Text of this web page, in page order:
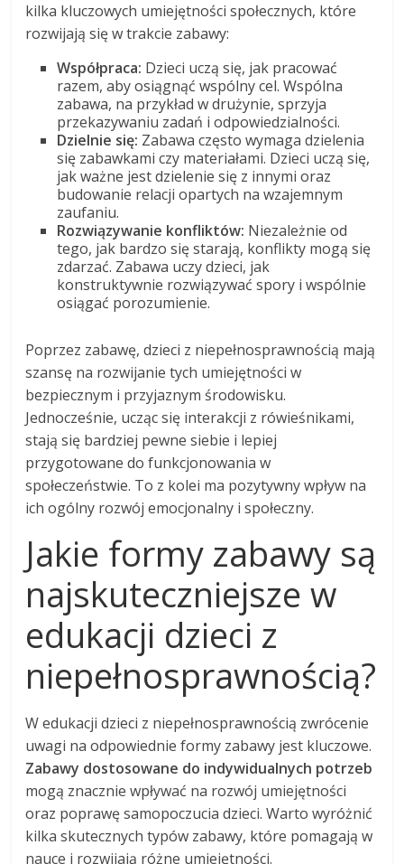
kilka kluczowych umiejętności społecznych, które
rozwijają się w trakcie zabawy:
Współpraca: Dzieci uczą się, jak pracować
razem, aby osiągnąć wspólny cel. Wspólna
zabawa, na przykład w drużynie, sprzyja
przekazywaniu zadań i odpowiedzialności.
Dzielnie się: Zabawa często wymaga dzielenia
się zabawkami czy materiałami. Dzieci uczą się,
jak ważne jest dzielenie się z innymi oraz
budowanie relacji opartych na wzajemnym
zaufaniu.
Rozwiązywanie konfliktów: Niezależnie od
tego, jak bardzo się starają, konflikty mogą się
zdarzać. Zabawa uczy dzieci, jak
konstruktywnie rozwiązywać spory i wspólnie
osiągać porozumienie.
Poprzez zabawę, dzieci z niepełnosprawnością mają
szansę na rozwijanie tych umiejętności w
bezpiecznym i przyjaznym środowisku.
Jednocześnie, ucząc się interakcji z rówieśnikami,
stają się bardziej pewne siebie i lepiej
przygotowane do funkcjonowania w
społeczeństwie. To z kolei ma pozytywny wpływ na
ich ogólny rozwój emocjonalny i społeczny.
Jakie formy zabawy są
najskuteczniejsze w
edukacji dzieci z
niepełnosprawnością?
W edukacji dzieci z niepełnosprawnością zwrócenie
uwagi na odpowiednie formy zabawy jest kluczowe.
Zabawy dostosowane do indywidualnych potrzeb
mogą znacznie wpływać na rozwój umiejętności
oraz poprawę samopoczucia dzieci. Warto wyróżnić
kilka skutecznych typów zabawy, które pomagają w
nauce i rozwijają różne umiejętności.